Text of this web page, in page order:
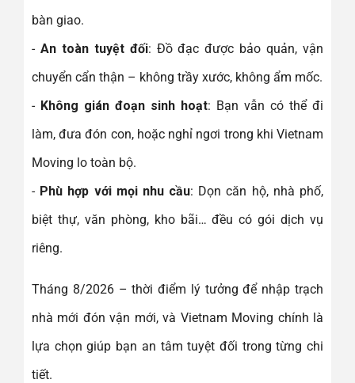
bàn giao.
- An toàn tuyệt đối: Đồ đạc được bảo quản, vận
chuyển cẩn thận – không trầy xước, không ẩm mốc.
- Không gián đoạn sinh hoạt: Bạn vẫn có thể đi
làm, đưa đón con, hoặc nghỉ ngơi trong khi Vietnam
Moving lo toàn bộ.
- Phù hợp với mọi nhu cầu: Dọn căn hộ, nhà phố,
biệt thự, văn phòng, kho bãi… đều có gói dịch vụ
riêng.
Tháng 8/2026 – thời điểm lý tưởng để nhập trạch
nhà mới đón vận mới, và Vietnam Moving chính là
lựa chọn giúp bạn an tâm tuyệt đối trong từng chi
tiết.